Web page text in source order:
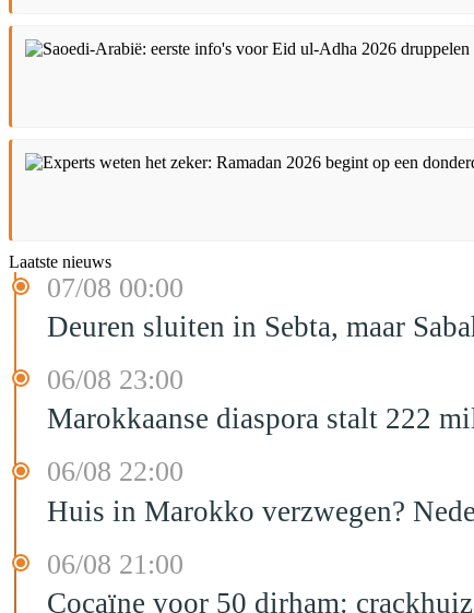
Laatste nieuws
07/08 00:00
Deuren sluiten in Sebta, maar
06/08 23:00
Marokkaanse diaspora stalt 222
06/08 22:00
Huis in Marokko verzwegen?
06/08 21:00
Cocaïne voor 50 dirham: